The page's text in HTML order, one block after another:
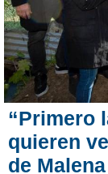
“Primero
quieren
de